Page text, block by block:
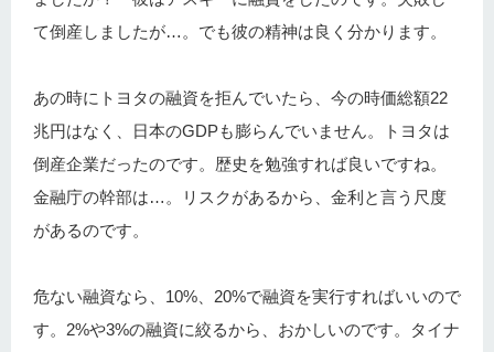
て倒産しましたが…。でも彼の精神は良く分かります。
あの時にトヨタの融資を拒んでいたら、今の時価総額22
兆円はなく、日本のGDPも膨らんでいません。トヨタは
倒産企業だったのです。歴史を勉強すれば良いですね。
金融庁の幹部は…。リスクがあるから、金利と言う尺度
があるのです。
危ない融資なら、10%、20%で融資を実行すればいいので
す。2%や3%の融資に絞るから、おかしいのです。タイナ